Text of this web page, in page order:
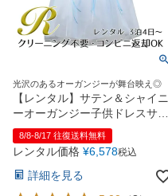
光沢のあるオーガンジーが舞台映え◎
【レンタル】サテン＆シャイニ
ーオーガンジー子供ドレスサニ
ー(KD149)ブルー
8/8-8/17 往復送料無料
レンタル価格 ¥6,578税込
詳細を見る